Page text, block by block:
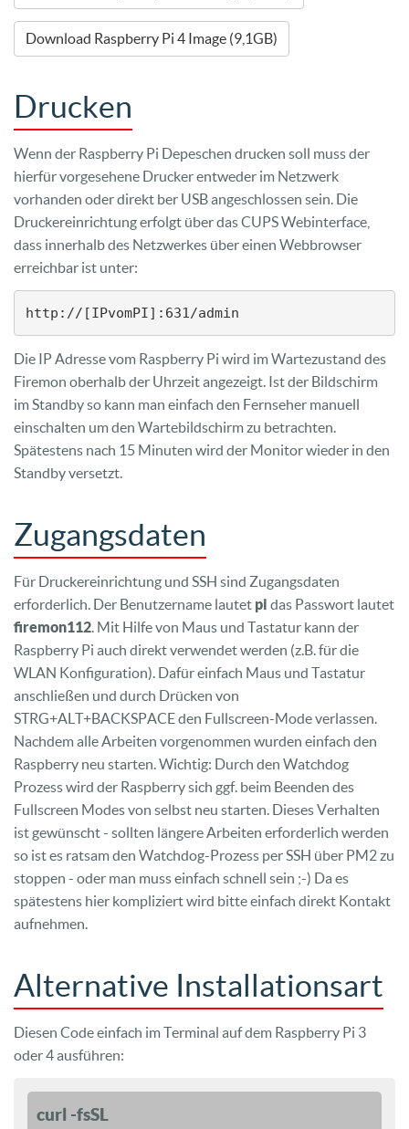
Download Raspberry Pi 4 Image (9,1GB)
Drucken
Wenn der Raspberry Pi Depeschen drucken soll muss der
hierfür vorgesehene Drucker entweder im Netzwerk
vorhanden oder direkt ber USB angeschlossen sein. Die
Druckereinrichtung erfolgt über das CUPS Webinterface,
dass innerhalb des Netzwerkes über einen Webbrowser
erreichbar ist unter:
http://[IPvomPI]:631/admin
Die IP Adresse vom Raspberry Pi wird im Wartezustand des
Firemon oberhalb der Uhrzeit angezeigt. Ist der Bildschirm
im Standby so kann man einfach den Fernseher manuell
einschalten um den Wartebildschirm zu betrachten.
Spätestens nach 15 Minuten wird der Monitor wieder in den
Standby versetzt.
Zugangsdaten
Für Druckereinrichtung und SSH sind Zugangsdaten
erforderlich. Der Benutzername lautet pi das Passwort lautet
firemon112 . Mit Hilfe von Maus und Tastatur kann der
Raspberry Pi auch direkt verwendet werden (z.B. für die
WLAN Konfiguration). Dafür einfach Maus und Tastatur
anschließen und durch Drücken von
STRG+ALT+BACKSPACE den Fullscreen-Mode verlassen.
Nachdem alle Arbeiten vorgenommen wurden einfach den
Raspberry neu starten. Wichtig: Durch den Watchdog
Prozess wird der Raspberry sich ggf. beim Beenden des
Fullscreen Modes von selbst neu starten. Dieses Verhalten
ist gewünscht - sollten längere Arbeiten erforderlich werden
so ist es ratsam den Watchdog-Prozess per SSH über PM2 zu
stoppen - oder man muss einfach schnell sein ;-) Da es
spätestens hier kompliziert wird bitte einfach direkt Kontakt
aufnehmen.
Alternative Installationsart
Diesen Code einfach im Terminal auf dem Raspberry Pi 3
oder 4 ausführen:
curl -fsSL